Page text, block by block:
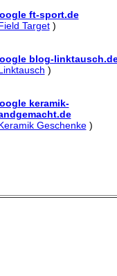
ft-sport.de
Target)
blog-
)
keramik-
Geschenke)